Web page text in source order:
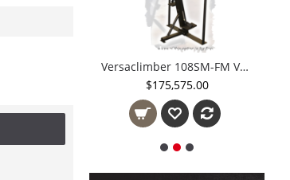
$185,575.00